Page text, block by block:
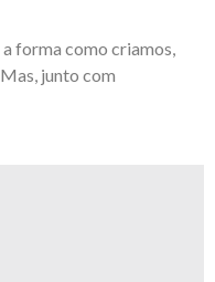
forma como criamos,
junto com